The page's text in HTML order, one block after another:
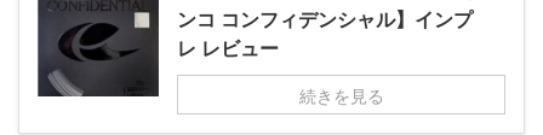
ンコ コンフィデンシャル】インプ
レ レビュー
続きを見る